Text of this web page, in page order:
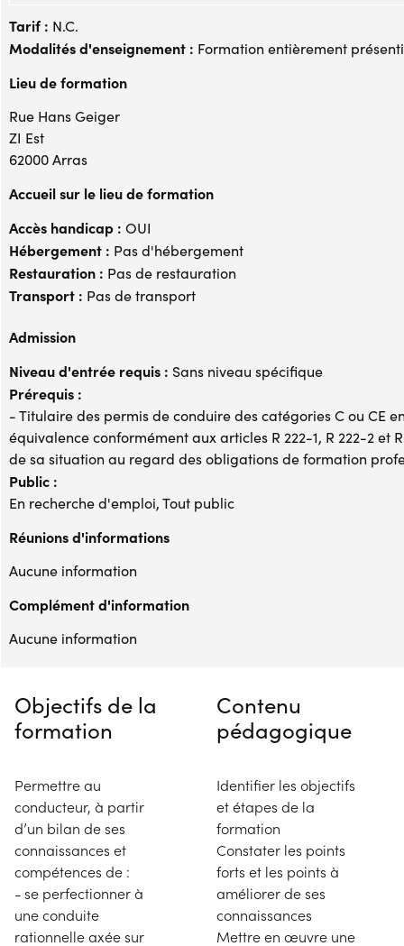
Tarif : N.C.
Modalités d'enseignement : Formation entièrement
Lieu de formation
Rue Hans Geiger
ZI Est
62000 Arras
Accueil sur le lieu de formation
Accès handicap : OUI
Hébergement : Pas d'hébergement
Restauration : Pas de restauration
Transport : Pas de transport
Admission
Niveau d'entrée requis : Sans niveau spécifique
Prérequis :
- Titulaire des permis de conduire des catégories C ou CE
équivalence conformément aux articles R 222-1, R 222-2
de sa situation au regard des obligations de formation
Public :
En recherche d'emploi, Tout public
Réunions d'informations
Aucune information
Complément d'information
Aucune information
Objectifs de la
formation
Permettre au
conducteur, à partir
d’un bilan de ses
connaissances et
compétences de :
- se perfectionner à
une conduite
rationnelle axée sur
Contenu
pédagogique
Identifier les objectifs
et étapes de la
formation
Constater les points
forts et les points à
améliorer de ses
connaissances
Mettre en œuvre une